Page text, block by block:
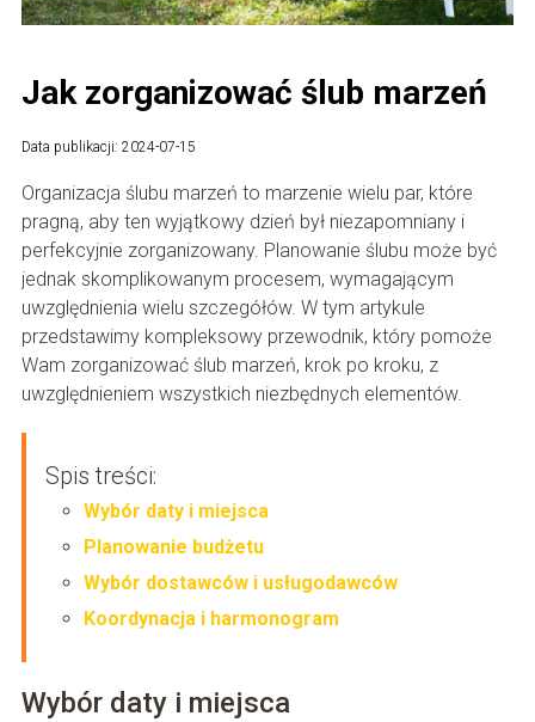
Jak zorganizować ślub marzeń
Data publikacji: 2024-07-15
Organizacja ślubu marzeń to marzenie wielu par, które
pragną, aby ten wyjątkowy dzień był niezapomniany i
perfekcyjnie zorganizowany. Planowanie ślubu może być
jednak skomplikowanym procesem, wymagającym
uwzględnienia wielu szczegółów. W tym artykule
przedstawimy kompleksowy przewodnik, który pomoże
Wam zorganizować ślub marzeń, krok po kroku, z
uwzględnieniem wszystkich niezbędnych elementów.
Spis treści:
Wybór daty i miejsca
Planowanie budżetu
Wybór dostawców i usługodawców
Koordynacja i harmonogram
Wybór daty i miejsca